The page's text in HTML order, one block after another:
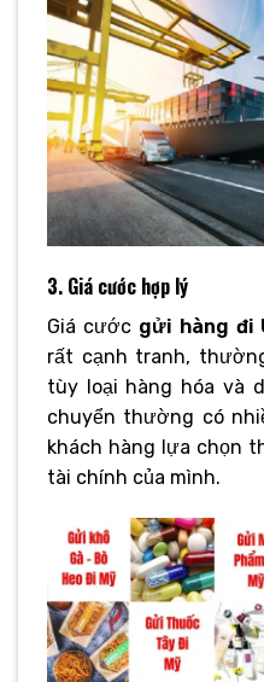
3. Giá cước hợp lý
Giá cước gửi hàng đi
rất cạnh tranh,
tùy loại hàng hóa và
chuyển thường có
khách hàng lựa chọn
tài chính của mình.